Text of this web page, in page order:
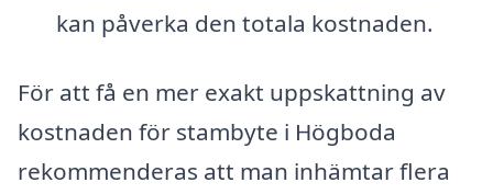
kan påverka den totala kostnaden.
För att få en mer exakt uppskattning av
kostnaden för stambyte i Högboda
rekommenderas att man inhämtar flera